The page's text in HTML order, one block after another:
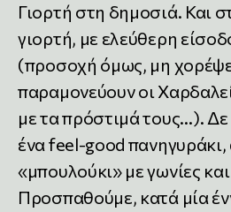
Γιορτή στη δημοσιά. Και
γιορτή, με ελεύθερη
(προσοχή όμως, μη
παραμονεύουν οι
με τα πρόστιμά τους…).
ένα feel-good πανηγυράκι,
«μπουλούκι» με γωνίες
Προσπαθούμε, κατά μία